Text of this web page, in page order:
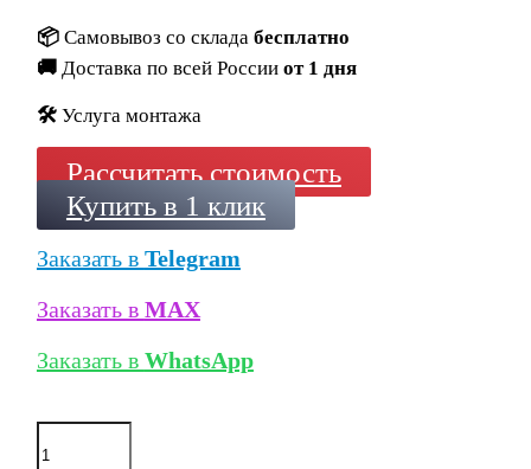
📦 Самовывоз со склада бесплатно
🚚 Доставка по всей России от 1 дня
🛠️ Услуга монтажа
Рассчитать стоимость
Купить в 1 клик
Заказать в Telegram
Заказать в MAX
Заказать в WhatsApp
Количество
товара